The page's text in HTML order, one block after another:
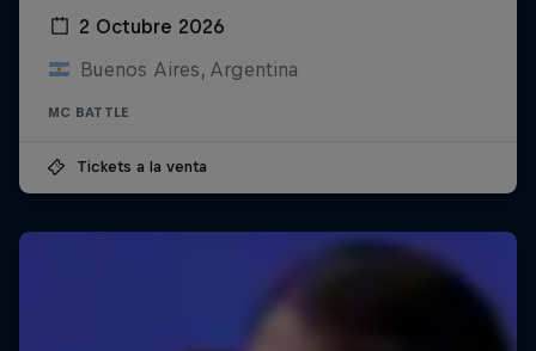
2 Octubre 2026
Buenos Aires, Argentina
MC BATTLE
Tickets a la venta